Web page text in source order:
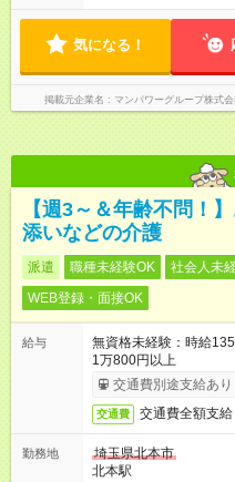
気になる！
掲載元企業名 マンパワーグループ株式
【週3～＆年齢不問！
添いなどの介護
派遣 職種未経験OK 社会人未
WEB登録・面接OK
給与
無資格未経験：時給
1万800円以上
交通費別途支給あり
交通費 交通費全額支給
勤務地
埼玉県北本市
北本駅